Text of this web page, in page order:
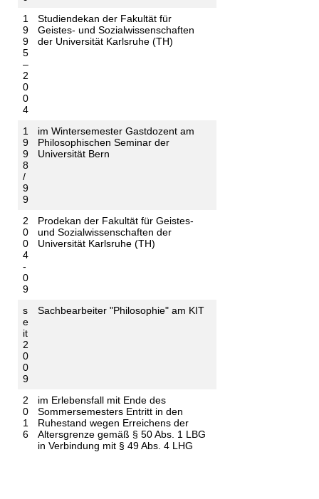
1
9
9
5
–
2
0
0
4
Studiendekan der Fakultät für
Geistes- und Sozialwissenschaften
der Universität Karlsruhe (TH)
1
9
9
8
/
9
9
im Wintersemester Gastdozent am
Philosophischen Seminar der
Universität Bern
2
0
0
4
-
0
9
Prodekan der Fakultät für Geistes-
und Sozialwissenschaften der
Universität Karlsruhe (TH)
s
e
it
2
0
0
9
Sachbearbeiter "Philosophie" am KIT
2
0
1
6
im Erlebensfall mit Ende des
Sommersemesters Entritt in den
Ruhestand wegen Erreichens der
Altersgrenze gemäß § 50 Abs. 1 LBG
in Verbindung mit § 49 Abs. 4 LHG